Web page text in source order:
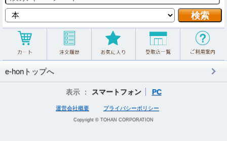
e-honトップへ
表示 ： スマートフォン PC
運営会社概要 プライバシーポリシー
Copyright © TOHAN CORPORATION